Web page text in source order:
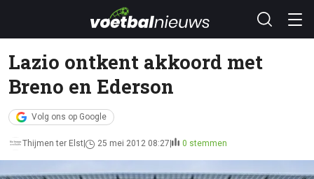
Lazio ontkent akkoord met
Breno en Ederson
Volg ons op Google
Thijmen ter Elst 25 mei 2012 08:27 0 stemmen